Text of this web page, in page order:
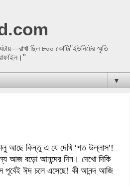
ছিল ৮০০ কোটি/ ইউনিটের স্মৃতি
▼
আছে কিন্তু এ যে দেখি ‘শত উল্লাস’!
আজ বড়ো আনন্দের দিন। দেখো দিকি
পূর্বেই ঈদ চলে এসেছে! কী আনন্দ আজি